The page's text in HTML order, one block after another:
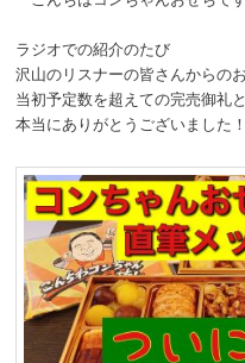
動
ラジオでの紹介のたび
沢山のリスナーの皆さんからの
当初予定数を超えての完売御礼
本当にありがとうございました！